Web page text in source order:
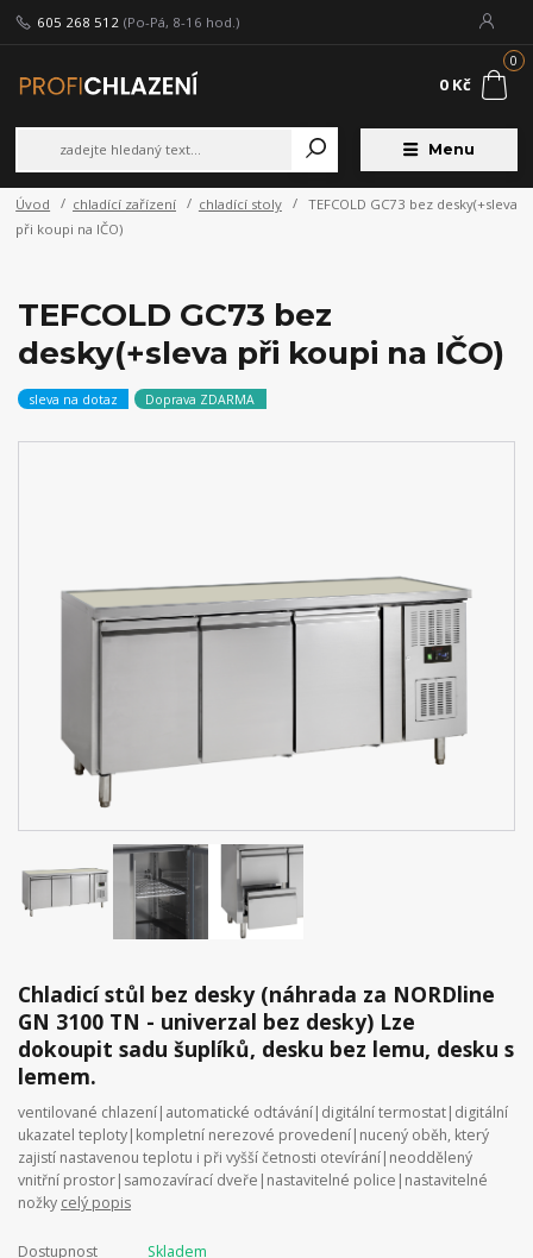
Menu
605 268 512 (Po-Pá, 8-16 hod.)
0
0 Kč
Úvod chladící zařízení chladící stoly
TEFCOLD GC73 bez desky(+sleva
při koupi na IČO)
TEFCOLD GC73 bez
desky(+sleva při koupi na IČO)
sleva na dotaz Doprava ZDARMA
Chladicí stůl bez desky (náhrada za NORDline
GN 3100 TN - univerzal bez desky) Lze
dokoupit sadu šuplíků, desku bez lemu, desku s
lemem.
ventilované chlazení|automatické odtávání|digitální termostat|digitální
ukazatel teploty|kompletní nerezové provedení|nucený oběh, který
zajistí nastavenou teplotu i při vyšší četnosti otevírání|neoddělený
vnitřní prostor|samozavírací dveře|nastavitelné police|nastavitelné
nožky celý popis
Dostupnost Skladem